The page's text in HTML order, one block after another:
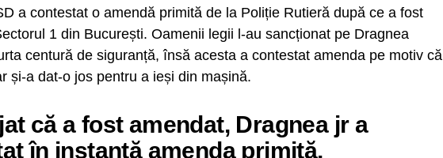
a contestat o amendă primită de la Poliție Rutieră după ce a fost
1 din București. Oamenii legii l-au sancționat pe Dragnea
centură de siguranță, însă acesta a contestat amenda pe motiv că
și-a dat-o jos pentru a ieși din mașină.
că a fost amendat, Dragnea jr a
în instanţă amenda primită.